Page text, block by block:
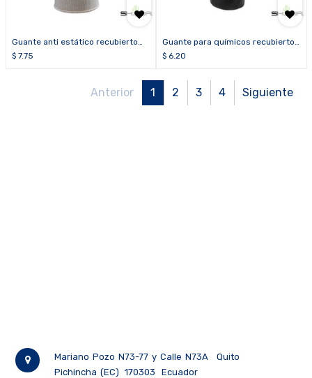
Guante anti estático recubierto
de poliuretano SHOWA® AO520
$ 7.75
Guante para químicos recubierto
de PVC SHOWA® 7714R
$ 6.20
Anterior 1 2 3 4 Siguiente
Mariano Pozo N73-77 y Calle N73A
Quito
Pichincha (EC)
170303 Ecuador